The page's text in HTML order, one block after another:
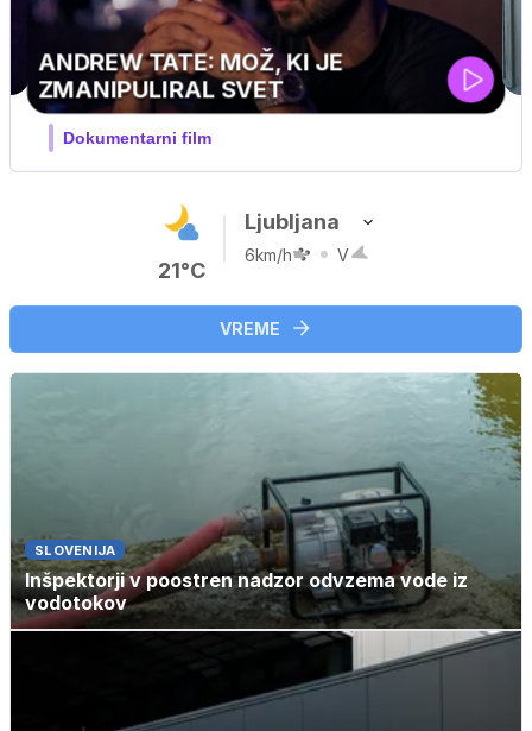
MOJ PRIJATELJ PINGVIN
Film meseca / družinski, pustolovski
21°C
Ljubljana
6km/h V
VREME
SLOVENIJA
Inšpektorji v poostren nadzor odvzema vode iz
vodotokov